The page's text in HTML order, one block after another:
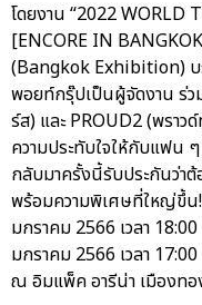
โดยงาน “2022 WORLD
[ENCORE IN
(Bangkok Exhibition) บ
พอยท์กรุ๊ปเป็นผู้จัดงาน ร่ว
ร์ส) และ PROUD2 (พราวด์
ความประทับใจให้กับแฟน
กลับมาครั้งนี้รับประกันว่าต้
พร้อมความพิเศษที่ใหญ่ขึ้น!
มกราคม 2566 เวลา
มกราคม 2566 เวลา
ณ อิมแพ็ค อารีน่า เมืองทอ